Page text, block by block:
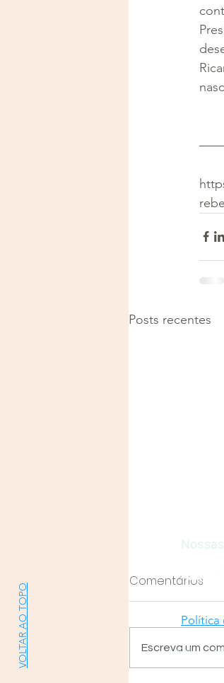
Posts recentes
Entendendo
Comentários
Escreva um
VOLTAR AO TOPO Política
HOME